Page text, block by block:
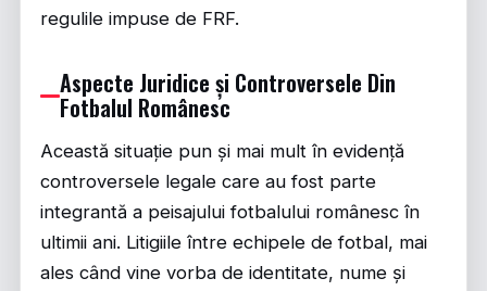
regulile impuse de FRF.
Aspecte Juridice și Controversele Din
Fotbalul Românesc
Această situație pun și mai mult în evidență
controversele legale care au fost parte
integrantă a peisajului fotbalului românesc în
ultimii ani. Litigiile între echipele de fotbal, mai
ales când vine vorba de identitate, nume și